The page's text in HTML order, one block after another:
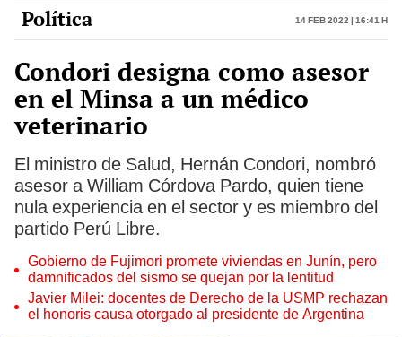
Política 14 Feb 2022 | 16:41 h
Condori designa como asesor
en el Minsa a un médico
veterinario
El ministro de Salud, Hernán Condori, nombró
asesor a William Córdova Pardo, quien tiene
nula experiencia en el sector y es miembro del
partido Perú Libre.
Gobierno de Fujimori promete viviendas en Junín, pero
damnificados del sismo se quejan por la lentitud
Javier Milei: docentes de Derecho de la USMP rechazan
el honoris causa otorgado al presidente de Argentina